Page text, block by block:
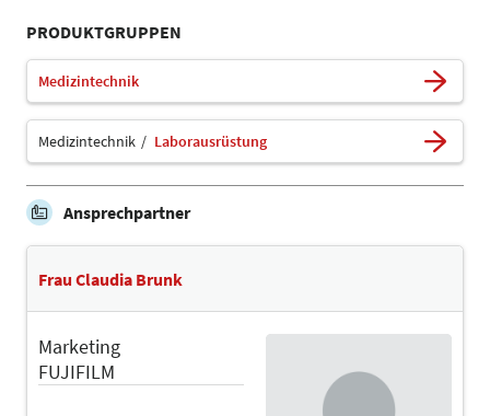
PRODUKTGRUPPEN
Medizintechnik
Medizintechnik Laborausrüstung
Ansprechpartner
Frau Claudia Brunk
Marketing
FUJIFILM